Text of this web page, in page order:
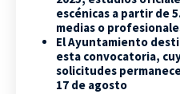
escénicas a partir de
medias o
El Ayuntamiento
esta convocatoria,
solicitudes
17 de agosto